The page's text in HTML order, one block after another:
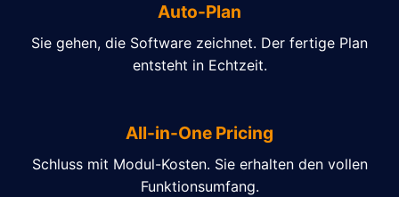
Auto-Plan
Sie gehen, die Software zeichnet. Der fertige Plan
entsteht in Echtzeit.
All-in-One Pricing
Schluss mit Modul-Kosten. Sie erhalten den vollen
Funktionsumfang.